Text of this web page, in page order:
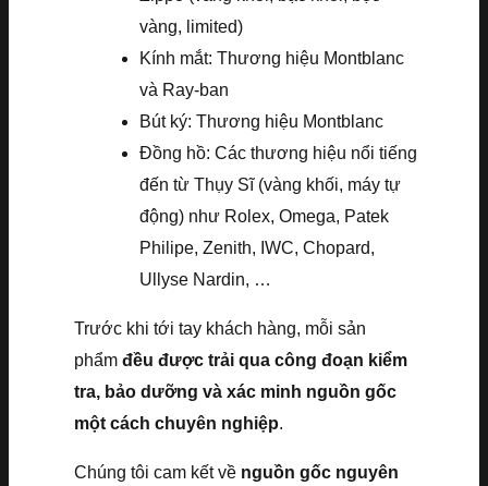
vàng, limited)
Kính mắt: Thương hiệu Montblanc
và Ray-ban
Bút ký: Thương hiệu Montblanc
Đồng hồ: Các thương hiệu nổi tiếng
đến từ Thụy Sĩ (vàng khối, máy tự
động) như Rolex, Omega, Patek
Philipe, Zenith, IWC, Chopard,
Ullyse Nardin, …
Trước khi tới tay khách hàng, mỗi sản
phẩm đều được trải qua công đoạn kiểm
tra, bảo dưỡng và xác minh nguồn gốc
một cách chuyên nghiệp.
Chúng tôi cam kết về nguồn gốc nguyên